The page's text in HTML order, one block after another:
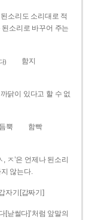
소리도 소리대로 적
된소리로 바꾸어 주는
)
함지
닭이 있다고 할 수 없
듬뿍
함빡
, ㅈ’은 언제나 된소리
않는다.
자기[갑짜기]
[낟썰다]’처럼 앞말의